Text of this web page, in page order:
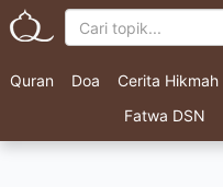
Quran Doa Cerita Hikmah
Fatwa DSN